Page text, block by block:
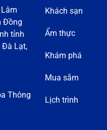
Đồng
tỉnh
Đà Lạt,
Thông
Khách sạn
Ẩm thực
Khám phá
Mua sắm
Lịch trình